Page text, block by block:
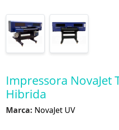
Impressora NovaJet
Hibrida
Marca: NovaJet UV